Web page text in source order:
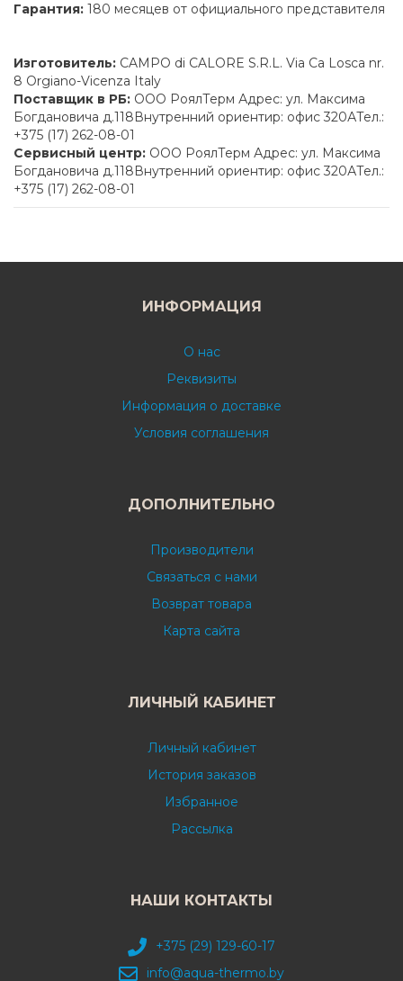
Гарантия: 180 месяцев от официального представителя
Изготовитель: CAMPO di CALORE S.R.L. Via Ca Losca nr.
8 Orgiano-Vicenza Italy
Поставщик в РБ: ООО РоялТерм Адрес: ул. Максима
Богдановича д.118Внутренний ориентир: офис 320АТел.:
+375 (17) 262-08-01
Сервисный центр: ООО РоялТерм Адрес: ул. Максима
Богдановича д.118Внутренний ориентир: офис 320АТел.:
+375 (17) 262-08-01
ИНФОРМАЦИЯ
О нас
Реквизиты
Информация о доставке
Условия соглашения
ДОПОЛНИТЕЛЬНО
Производители
Связаться с нами
Возврат товара
Карта сайта
ЛИЧНЫЙ КАБИНЕТ
Личный кабинет
История заказов
Избранное
Рассылка
НАШИ КОНТАКТЫ
+375 (29) 129-60-17
info@aqua-thermo.by